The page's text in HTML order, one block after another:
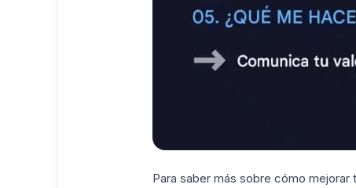
Para saber más sobre cómo mejorar